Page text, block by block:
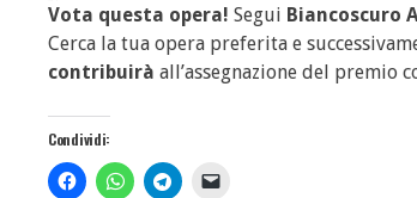
Vota questa opera! Segui Biancoscuro
Cerca la tua opera preferita e
contribuirà all’assegnazione del premio
Condividi: